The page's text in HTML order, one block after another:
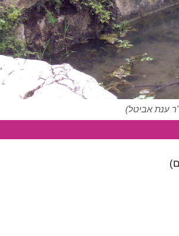
ענת אביטל)